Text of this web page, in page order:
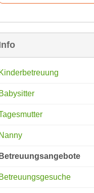
Kinderbetreuung
Babysitter
Nanny
Betreuungsangebote
Betreuungsgesuche